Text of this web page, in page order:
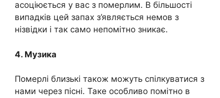
асоціюється у вас з помeрлим. В більшості
випадків цей запах з’являється немов з
нізвідки і так само непомітно зникає.
4. Музика
Помeрлі близькі також можуть спілкуватися з
нами через пісні. Таке особливо помітно в